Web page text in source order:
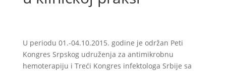
U periodu 01.-04.10.2015. godine je održan Peti
Kongres Srpskog udruženja za antimikrobnu
hemoterapiju i Treći Kongres infektologa Srbije sa